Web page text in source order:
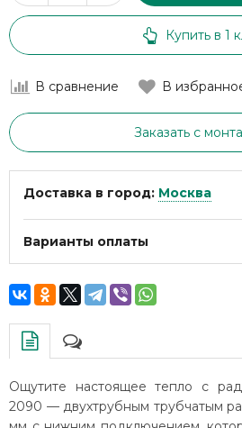
Купить в 1
В сравнение В
Заказать с
Доставка в город: Москва
Варианты оплаты
Ощутите настоящее тепло с
2090 — двухтрубным трубчатым